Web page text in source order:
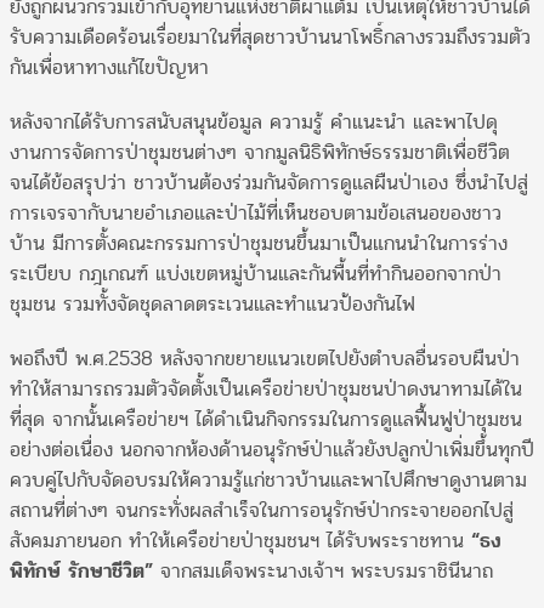
ยังถูกผนวกรวมเข้ากับอุทยานแห่งชาติผาแต้ม เป็นเหตุให้ชาวบ้านได้
รับความเดือดร้อนเรื่อยมาในที่สุดชาวบ้านนาโพธิ์กลางรวมถึงรวมตัว
กันเพื่อหาทางแก้ไขปัญหา
หลังจากได้รับการสนับสนุนข้อมูล ความรู้ คำแนะนำ และพาไปดุ
งานการจัดการป่าชุมชนต่างๆ จากมูลนิธิพิทักษ์ธรรมชาติเพื่อชีวิต
จนได้ข้อสรุปว่า ชาวบ้านต้องร่วมกันจัดการดูแลผืนป่าเอง ซึ่งนำไปสู่
การเจรจากับนายอำเภอและป่าไม้ที่เห็นชอบตามข้อเสนอของชาว
บ้าน มีการตั้งคณะกรรมการป่าชุมชนขึ้นมาเป็นแกนนำในการร่าง
ระเบียบ กฎเกณฑ์ แบ่งเขตหมู่บ้านและกันพื้นที่ทำกินออกจากป่า
ชุมชน รวมทั้งจัดชุดลาดตระเวนและทำแนวป้องกันไฟ
พอถึงปี พ.ศ.2538 หลังจากขยายแนวเขตไปยังตำบลอื่นรอบผืนป่า
ทำให้สามารถรวมตัวจัดตั้งเป็นเครือข่ายป่าชุมชนป่าดงนาทามได้ใน
ที่สุด จากนั้นเครือข่ายฯ ได้ดำเนินกิจกรรมในการดูแลฟื้นฟูป่าชุมชน
อย่างต่อเนื่อง นอกจากห้องด้านอนุรักษ์ป่าแล้วยังปลูกป่าเพิ่มขึ้นทุกปี
ควบคู่ไปกับจัดอบรมให้ความรู้แก่ชาวบ้านและพาไปศึกษาดูงานตาม
สถานที่ต่างๆ จนกระทั่งผลสำเร็จในการอนุรักษ์ป่ากระจายออกไปสู่
สังคมภายนอก ทำให้เครือข่ายป่าชุมชนฯ ได้รับพระราชทาน “ธง
พิทักษ์ รักษาชีวิต” จากสมเด็จพระนางเจ้าฯ พระบรมราชินีนาถ